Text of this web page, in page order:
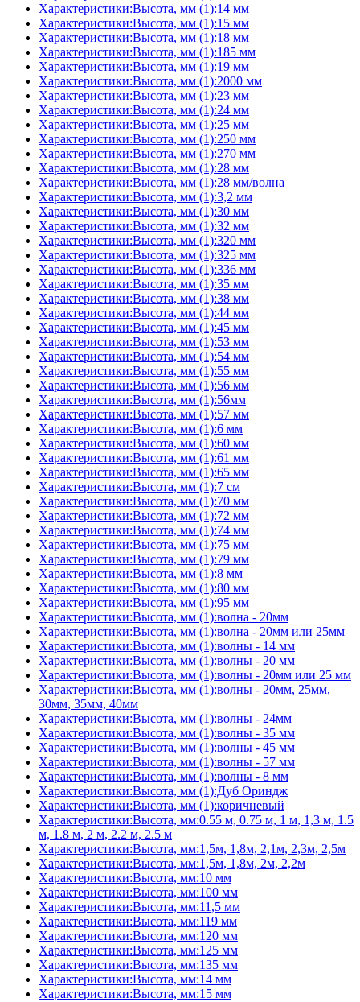
Характеристики:Высота, мм (1):14 мм
Характеристики:Высота, мм (1):15 мм
Характеристики:Высота, мм (1):18 мм
Характеристики:Высота, мм (1):185 мм
Характеристики:Высота, мм (1):19 мм
Характеристики:Высота, мм (1):2000 мм
Характеристики:Высота, мм (1):23 мм
Характеристики:Высота, мм (1):24 мм
Характеристики:Высота, мм (1):25 мм
Характеристики:Высота, мм (1):250 мм
Характеристики:Высота, мм (1):270 мм
Характеристики:Высота, мм (1):28 мм
Характеристики:Высота, мм (1):28 мм/волна
Характеристики:Высота, мм (1):3,2 мм
Характеристики:Высота, мм (1):30 мм
Характеристики:Высота, мм (1):32 мм
Характеристики:Высота, мм (1):320 мм
Характеристики:Высота, мм (1):325 мм
Характеристики:Высота, мм (1):336 мм
Характеристики:Высота, мм (1):35 мм
Характеристики:Высота, мм (1):38 мм
Характеристики:Высота, мм (1):44 мм
Характеристики:Высота, мм (1):45 мм
Характеристики:Высота, мм (1):53 мм
Характеристики:Высота, мм (1):54 мм
Характеристики:Высота, мм (1):55 мм
Характеристики:Высота, мм (1):56 мм
Характеристики:Высота, мм (1):56мм
Характеристики:Высота, мм (1):57 мм
Характеристики:Высота, мм (1):6 мм
Характеристики:Высота, мм (1):60 мм
Характеристики:Высота, мм (1):61 мм
Характеристики:Высота, мм (1):65 мм
Характеристики:Высота, мм (1):7 см
Характеристики:Высота, мм (1):70 мм
Характеристики:Высота, мм (1):72 мм
Характеристики:Высота, мм (1):74 мм
Характеристики:Высота, мм (1):75 мм
Характеристики:Высота, мм (1):79 мм
Характеристики:Высота, мм (1):8 мм
Характеристики:Высота, мм (1):80 мм
Характеристики:Высота, мм (1):95 мм
Характеристики:Высота, мм (1):волна - 20мм
Характеристики:Высота, мм (1):волна - 20мм или 25мм
Характеристики:Высота, мм (1):волны - 14 мм
Характеристики:Высота, мм (1):волны - 20 мм
Характеристики:Высота, мм (1):волны - 20мм или 25 мм
Характеристики:Высота, мм (1):волны - 20мм, 25мм,
30мм, 35мм, 40мм
Характеристики:Высота, мм (1):волны - 24мм
Характеристики:Высота, мм (1):волны - 35 мм
Характеристики:Высота, мм (1):волны - 45 мм
Характеристики:Высота, мм (1):волны - 57 мм
Характеристики:Высота, мм (1):волны - 8 мм
Характеристики:Высота, мм (1):Дуб Ориндж
Характеристики:Высота, мм (1):коричневый
Характеристики:Высота, мм:0.55 м, 0.75 м, 1 м, 1,3 м, 1.5
м, 1.8 м, 2 м, 2.2 м, 2.5 м
Характеристики:Высота, мм:1,5м, 1,8м, 2,1м, 2,3м, 2,5м
Характеристики:Высота, мм:1,5м, 1,8м, 2м, 2,2м
Характеристики:Высота, мм:10 мм
Характеристики:Высота, мм:100 мм
Характеристики:Высота, мм:11,5 мм
Характеристики:Высота, мм:119 мм
Характеристики:Высота, мм:120 мм
Характеристики:Высота, мм:125 мм
Характеристики:Высота, мм:135 мм
Характеристики:Высота, мм:14 мм
Характеристики:Высота, мм:15 мм